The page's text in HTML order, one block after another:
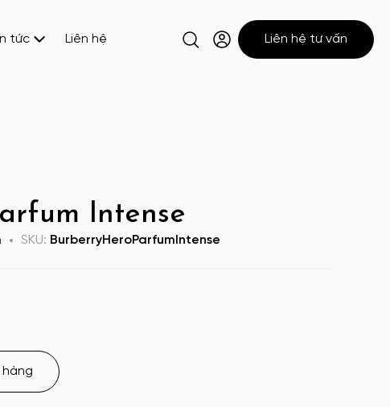
tức Liên hệ Liên hệ tư vấn
Intense
SKU: BurberryHeroParfumIntense
hàng